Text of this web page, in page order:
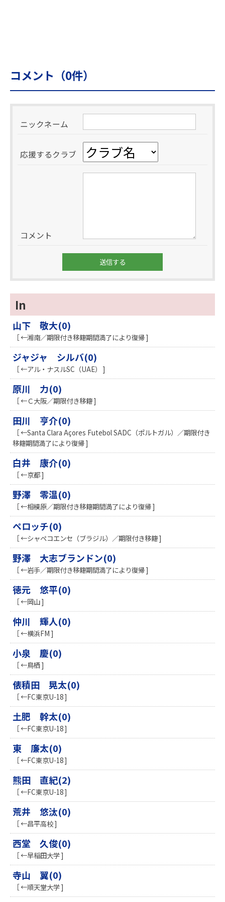
コメント（0件）
ニックネーム
応援するクラブ
コメント
In
山下 敬大(0)
［ ←湘南／期限付き移籍期間満了により復帰 ]
ジャジャ シルバ(0)
［ ←アル・ナスルSC（UAE） ]
原川 力(0)
［ ←Ｃ大阪／期限付き移籍 ]
田川 亨介(0)
［ ←Santa Clara Açores Futebol SADC（ポルトガル）／期限付き
移籍期間満了により復帰 ]
白井 康介(0)
［ ←京都 ]
野澤 零温(0)
［ ←相模原／期限付き移籍期間満了により復帰 ]
ペロッチ(0)
［ ←シャペコエンセ（ブラジル）／期限付き移籍 ]
野澤 大志ブランドン(0)
［ ←岩手／期限付き移籍期間満了により復帰 ]
徳元 悠平(0)
［ ←岡山 ]
仲川 輝人(0)
［ ←横浜FM ]
小泉 慶(0)
［ ←鳥栖 ]
俵積田 晃太(0)
［ ←FC東京U-18 ]
土肥 幹太(0)
［ ←FC東京U-18 ]
東 廉太(0)
［ ←FC東京U-18 ]
熊田 直紀(2)
［ ←FC東京U-18 ]
荒井 悠汰(0)
［ ←昌平高校 ]
西堂 久俊(0)
［ ←早稲田大学 ]
寺山 翼(0)
［ ←順天堂大学 ]